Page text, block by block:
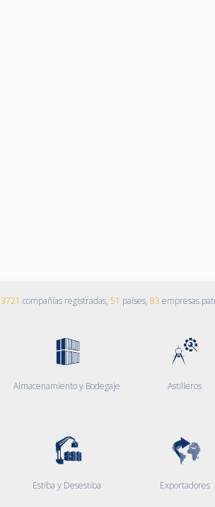
3721 compañías registradas, 51 países, 83 empresas
Almacenamiento y Bodegaje Astilleros
Estiba y Desestiba Exportadores